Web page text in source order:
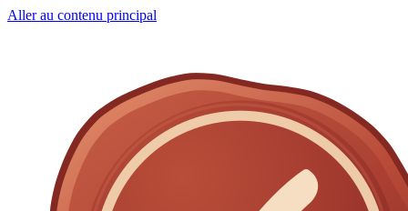
Aller au contenu principal